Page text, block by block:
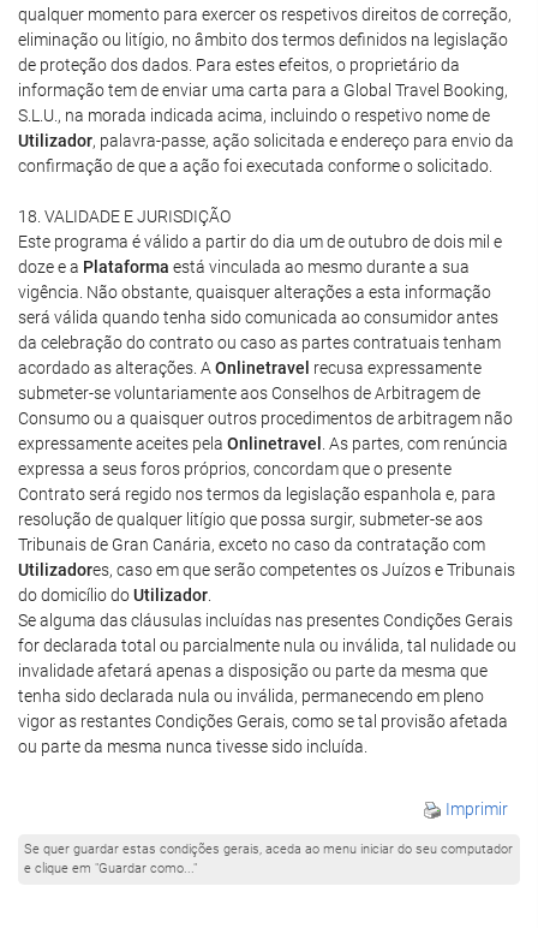
qualquer momento para exercer os respetivos direitos de correção,
eliminação ou litígio, no âmbito dos termos definidos na legislação
de proteção dos dados. Para estes efeitos, o proprietário da
informação tem de enviar uma carta para a Global Travel Booking,
S.L.U., na morada indicada acima, incluindo o respetivo nome de
Utilizador, palavra-passe, ação solicitada e endereço para envio da
confirmação de que a ação foi executada conforme o solicitado.
18. VALIDADE E JURISDIÇÃO
Este programa é válido a partir do dia um de outubro de dois mil e
doze e a Plataforma está vinculada ao mesmo durante a sua
vigência. Não obstante, quaisquer alterações a esta informação
será válida quando tenha sido comunicada ao consumidor antes
da celebração do contrato ou caso as partes contratuais tenham
acordado as alterações. A Onlinetravel recusa expressamente
submeter-se voluntariamente aos Conselhos de Arbitragem de
Consumo ou a quaisquer outros procedimentos de arbitragem não
expressamente aceites pela Onlinetravel
. As partes, com renúncia
expressa a seus foros próprios, concordam que o presente
Contrato será regido nos termos da legislação espanhola e, para
resolução de qualquer litígio que possa surgir, submeter-se aos
Tribunais de Gran Canária, exceto no caso da contratação com
Utilizadores, caso em que serão competentes os Juízos e Tribunais
do domicílio doUtilizador
Se alguma das cláusulas incluídas nas presentes Condições Gerais
for declarada total ou parcialmente nula ou inválida, tal nulidade ou
invalidade afetará apenas a disposição ou parte da mesma que
tenha sido declarada nula ou inválida, permanecendo em pleno
vigor as restantes Condições Gerais, como se tal provisão afetada
ou parte da mesma nunca tivesse sido incluída.
Imprimir
Se quer guardar estas condições gerais, aceda ao menu iniciar do seu computador
e clique em "Guardar como..."